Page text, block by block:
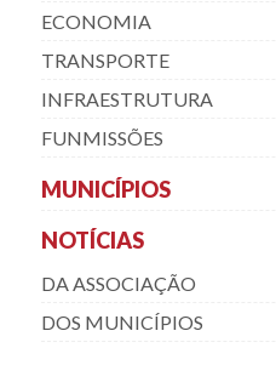
ECONOMIA
TRANSPORTE
INFRAESTRUTURA
FUNMISSÕES
MUNICÍPIOS
NOTÍCIAS
DA ASSOCIAÇÃO
DOS MUNICÍPIOS